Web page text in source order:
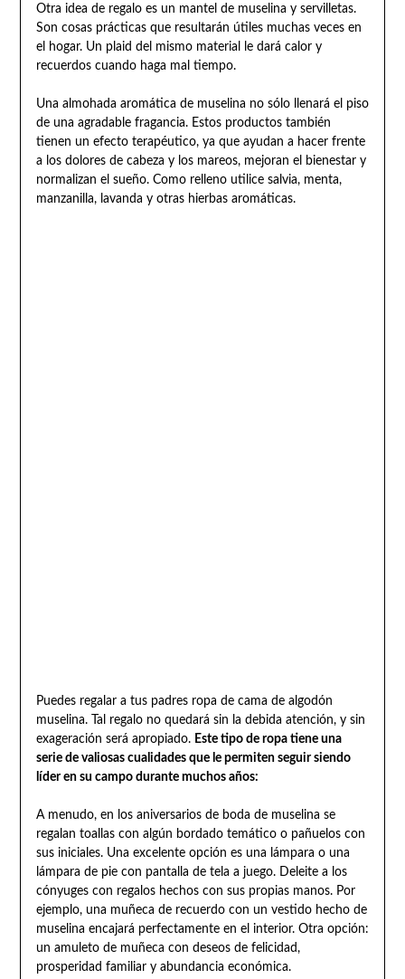
Otra idea de regalo es un mantel de muselina y servilletas.
Son cosas prácticas que resultarán útiles muchas veces en
el hogar. Un plaid del mismo material le dará calor y
recuerdos cuando haga mal tiempo.
Una almohada aromática de muselina no sólo llenará el piso
de una agradable fragancia. Estos productos también
tienen un efecto terapéutico, ya que ayudan a hacer frente
a los dolores de cabeza y los mareos, mejoran el bienestar y
normalizan el sueño. Como relleno utilice salvia, menta,
manzanilla, lavanda y otras hierbas aromáticas.
Puedes regalar a tus padres ropa de cama de algodón
muselina. Tal regalo no quedará sin la debida atención, y sin
exageración será apropiado. Este tipo de ropa tiene una
serie de valiosas cualidades que le permiten seguir siendo
líder en su campo durante muchos años:
A menudo, en los aniversarios de boda de muselina se
regalan toallas con algún bordado temático o pañuelos con
sus iniciales. Una excelente opción es una lámpara o una
lámpara de pie con pantalla de tela a juego. Deleite a los
cónyuges con regalos hechos con sus propias manos. Por
ejemplo, una muñeca de recuerdo con un vestido hecho de
muselina encajará perfectamente en el interior. Otra opción:
un amuleto de muñeca con deseos de felicidad,
prosperidad familiar y abundancia económica.